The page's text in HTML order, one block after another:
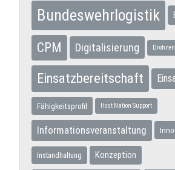
Bundeswehrlogistik
CPM Digitalisierung Drohnen
Einsatzbereitschaft
Fähigkeitsprofil Host Nation Support
Informationsveranstaltung
Instandhaltung Konzeption